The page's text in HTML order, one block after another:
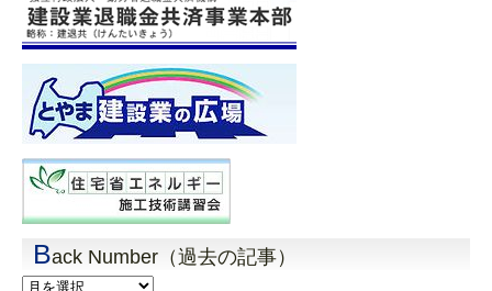
Back Number（過去の記事）
Back